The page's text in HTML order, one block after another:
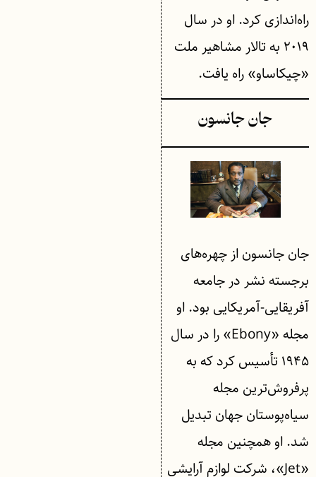
راه‌اندازی کرد. او در سال
۲۰۱۹ به تالار مشاهیر ملت
«چیکاساو» راه یافت.
جان جانسون
جان جانسون از چهره‌های
برجسته نشر در جامعه
آفریقایی-آمریکایی بود. او
مجله «Ebony» را در سال
۱۹۴۵ تأسیس کرد که به
پرفروش‌ترین مجله
سیاه‌پوستان جهان تبدیل
شد. او همچنین مجله
«Jet»، شرکت لوازم آرایشی